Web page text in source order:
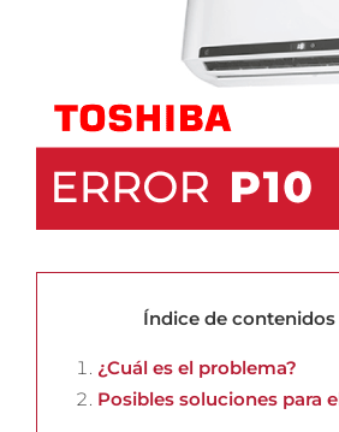
Índice de contenidos
¿Cuál es el problema?
Posibles soluciones para